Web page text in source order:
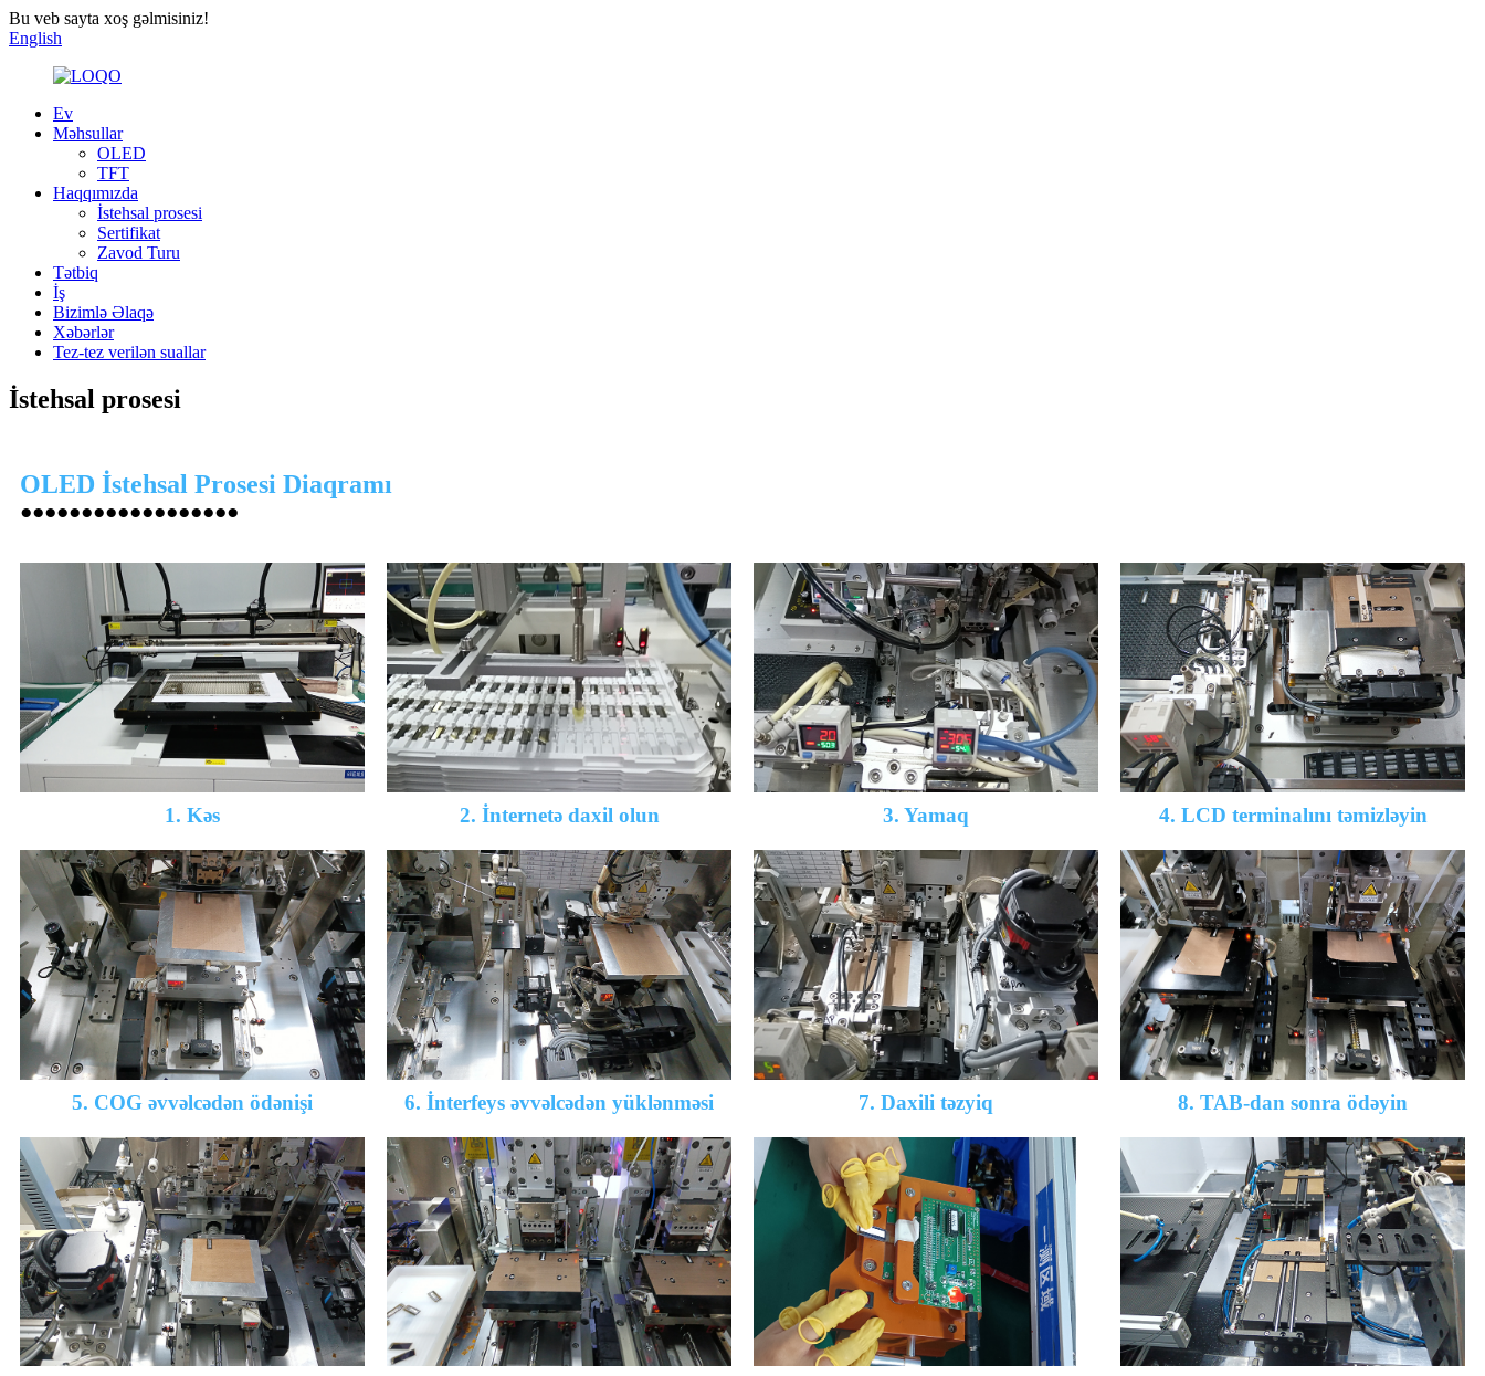
Bu veb sayta xoş gəlmisiniz!
English
Ev
Məhsullar
OLED
TFT
Haqqımızda
İstehsal prosesi
Sertifikat
Zavod Turu
Tətbiq
İş
Bizimlə Əlaqə
Xəbərlər
Tez-tez verilən suallar
İstehsal prosesi
OLED İstehsal Prosesi Diaqramı
●●●●●●●●●●●●●●●●●●
1. Kəs 2. İnternetə daxil olun 3. Yamaq 4. LCD terminalını təmizləyin
5. COG əvvəlcədən ödənişi 6. İnterfeys əvvəlcədən yüklənməsi 7. Daxili təzyiq 8. TAB-dan sonra ödəyin